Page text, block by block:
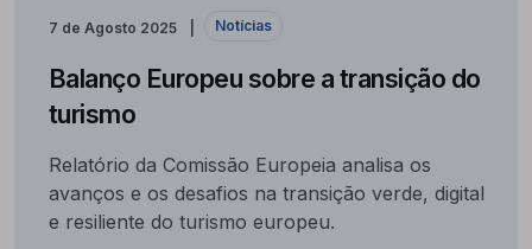
7 de Agosto 2025 Notícias
Balanço Europeu sobre a transição do
turismo
Relatório da Comissão Europeia analisa os
avanços e os desafios na transição verde, digital
e resiliente do turismo europeu.